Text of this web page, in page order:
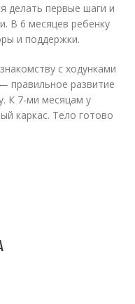
делать первые шаги и
В 6 месяцев ребенку
и поддержки.
с ходунками
правильное развитие
К 7-ми месяцам у
каркас. Тело готово